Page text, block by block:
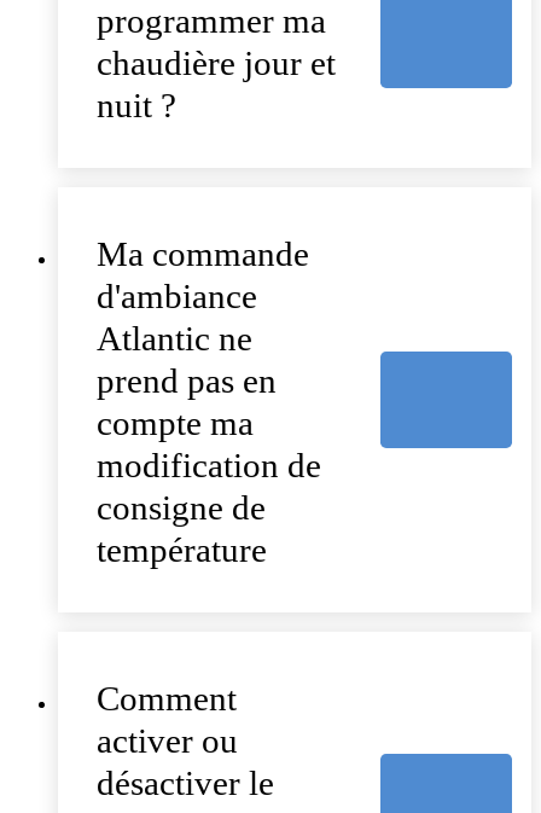
programmer ma
chaudière jour et
nuit ?
Ma commande
d'ambiance
Atlantic ne
prend pas en
compte ma
modification de
consigne de
température
Comment
activer ou
désactiver le